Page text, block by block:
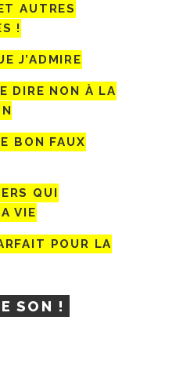
AUTRES
!
J’ADMIRE
DIRE NON À LA
BON FAUX
QUI
VIE
POUR LA
SON !